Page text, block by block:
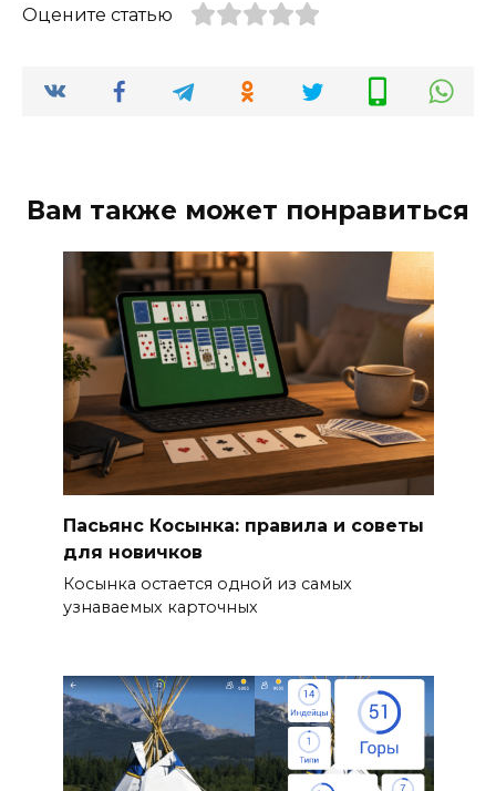
Оцените статью
Вам также может понравиться
Пасьянс Косынка: правила и советы
для новичков
Косынка остается одной из самых
узнаваемых карточных